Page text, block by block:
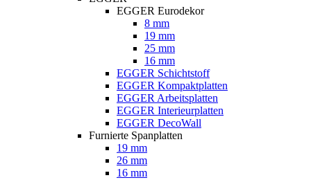
EGGER Eurodekor
8 mm
19 mm
25 mm
16 mm
EGGER Schichtstoff
EGGER Kompaktplatten
EGGER Arbeitsplatten
EGGER Interieurplatten
EGGER DecoWall
Furnierte Spanplatten
19 mm
26 mm
16 mm